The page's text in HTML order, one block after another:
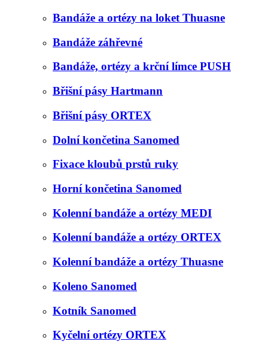
Bandáže a ortézy na loket Thuasne
Bandáže záhřevné
Bandáže, ortézy a krční límce PUSH
Břišní pásy Hartmann
Břišní pásy ORTEX
Dolní končetina Sanomed
Fixace kloubů prstů ruky
Horní končetina Sanomed
Kolenní bandáže a ortézy MEDI
Kolenní bandáže a ortézy ORTEX
Kolenní bandáže a ortézy Thuasne
Koleno Sanomed
Kotník Sanomed
Kyčelní ortézy ORTEX